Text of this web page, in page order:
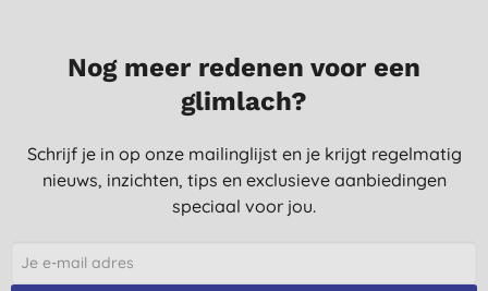
Nog meer redenen voor een
glimlach?
Schrijf je in op onze mailinglijst en je krijgt regelmatig
nieuws, inzichten, tips en exclusieve aanbiedingen
speciaal voor jou.